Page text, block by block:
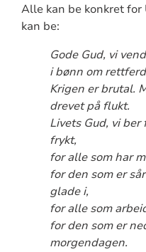
Alle kan be konkret for
kan be:
Gode Gud, vi
i bønn om
Krigen er brutal.
drevet på flukt.
Livets Gud, vi
frykt,
for alle som har
for den som er
glade i,
for alle som
for den som er
morgendagen.